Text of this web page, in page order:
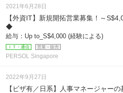
【外資IT】新規開拓営業募集！～
◆
給与：Up to_S$4,000 (経験による)
ＩＴ・通信 営業・販売
2021年6月28日
PERSOL Singapore
【ビザ有／日系】人事マネージャー
2022年9月27日